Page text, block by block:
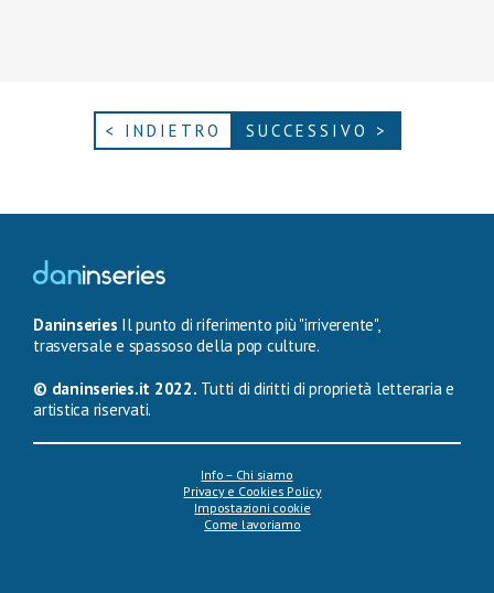
< INDIETRO SUCCESSIVO >
Daninseries Il punto di riferimento più "irriverente",
trasversale e spassoso della pop culture.
© daninseries.it 2022. Tutti di diritti di proprietà letteraria e
artistica riservati.
Info – Chi siamo
Privacy e Cookies Policy
Impostazioni cookie
Come lavoriamo